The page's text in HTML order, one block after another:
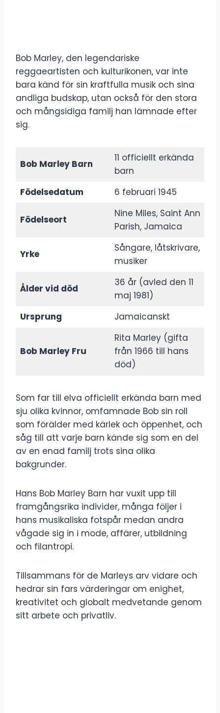
Bob Marley, den legendariske
reggaeartisten och kulturikonen, var inte
bara känd för sin kraftfulla musik och sina
andliga budskap, utan också för den stora
och mångsidiga familj han lämnade efter
sig.
Bob Marley Barn
11 officiellt erkända
barn
Födelsedatum
6 februari 1945
Födelseort
Nine Miles, Saint Ann
Parish, Jamaica
Yrke
Sångare, låtskrivare,
musiker
Ålder vid död
36 år (avled den 11
maj 1981)
Ursprung
Jamaicanskt
Bob Marley Fru
Rita Marley (gifta
från 1966 till hans
död)
Som far till elva officiellt erkända barn med
sju olika kvinnor, omfamnade Bob sin roll
som förälder med kärlek och öppenhet, och
såg till att varje barn kände sig som en del
av en enad familj trots sina olika
bakgrunder.
Hans Bob Marley Barn har vuxit upp till
framgångsrika individer, många följer i
hans musikaliska fotspår medan andra
vågade sig in i mode, affärer, utbildning
och filantropi.
Tillsammans för de Marleys arv vidare och
hedrar sin fars värderingar om enighet,
kreativitet och globalt medvetande genom
sitt arbete och privatliv.